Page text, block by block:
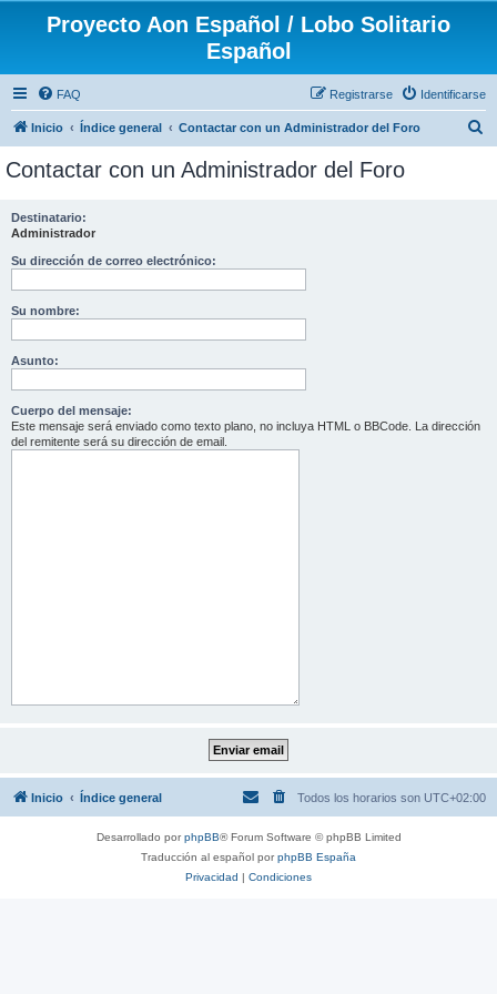
Proyecto Aon Español / Lobo Solitario
Español
FAQ Identificarse
Registrarse
Inicio Índice general Contactar con un Administrador del Foro
Contactar con un Administrador del Foro
Destinatario:
Administrador
Su dirección de correo electrónico:
Su nombre:
Asunto:
Cuerpo del mensaje:
Este mensaje será enviado como texto plano, no incluya HTML o BBCode. La dirección
del remitente será su dirección de email.
Inicio Índice general Todos los horarios son UTC+02:00
Desarrollado porphpBB® Forum Software © phpBB Limited
Traducción al español porphpBB España
Privacidad | Condiciones